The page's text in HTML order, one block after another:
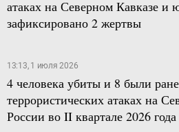
атаках на Северном Кавказе и
зафиксировано 2 жертвы
13:13, 1 июля 2026
4 человека убиты и 8 были
террористических атаках на
России во II квартале 2026 года